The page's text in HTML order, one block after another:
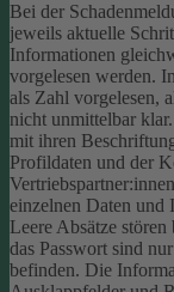
Bei der
jeweils aktuelle
Informationen
vorgelesen werden.
als Zahl vorgelesen,
nicht unmittelbar klar.
mit ihren
Profildaten und der
einzelnen Daten und
Leere Absätze
das Passwort sind
befinden. Die